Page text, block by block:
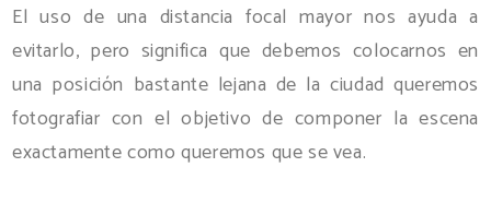
El uso de una distancia focal mayor nos ayuda a
evitarlo, pero significa que debemos colocarnos en
una posición bastante lejana de la ciudad queremos
fotografiar con el objetivo de componer la escena
exactamente como queremos que se vea.